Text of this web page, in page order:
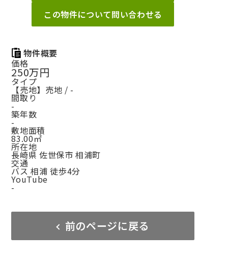
この物件について問い合わせる
物件概要
価格
250万円
タイプ
【売地】売地 / -
間取り
-
築年数
-
敷地面積
83.00㎡
所在地
長崎県 佐世保市 相浦町
交通
バス 相浦 徒歩4分
YouTube
-
前のページに戻る